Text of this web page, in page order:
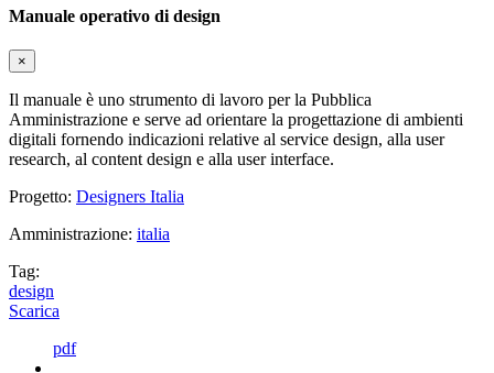
Manuale operativo di design
×
Il manuale è uno strumento di lavoro per la Pubblica
Amministrazione e serve ad orientare la progettazione di ambienti
digitali fornendo indicazioni relative al service design, alla user
research, al content design e alla user interface.
Progetto: Designers Italia
Amministrazione: italia
Tag:
design
Scarica
pdf